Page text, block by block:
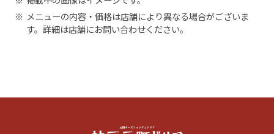
※ メニューの内容・価格は店舗により異なる場合がございま
す。詳細は店舗にお問い合わせください。